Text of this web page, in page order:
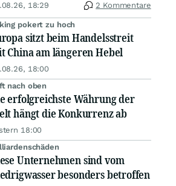
18:29 2 Kommentare
pokert zu hoch
sitzt beim Handelsstreit
China am längeren Hebel
18:00
nach oben
erfolgreichste Währung der
hängt die Konkurrenz ab
18:00
Unternehmen sind vom
besonders betroffen